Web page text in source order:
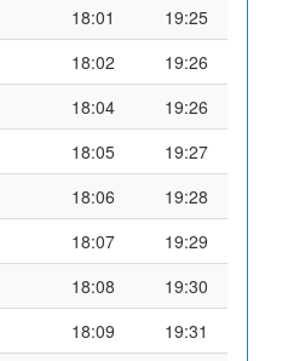
18:01
19:25
18:02
19:26
18:04
19:26
18:05
19:27
18:06
19:28
18:07
19:29
18:08
19:30
18:09
19:31